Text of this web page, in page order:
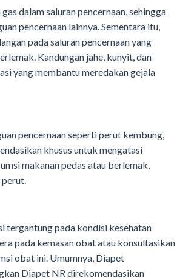
dalam saluran pencernaan, sehingga
pencernaan lainnya. Sementara itu,
pada saluran pencernaan yang
Kandungan jahe, kunyit, dan
yang membantu meredakan gejala
pencernaan seperti perut kembung,
khusus untuk mengatasi
makanan pedas atau berlemak,
perut.
tergantung pada kondisi kesehatan
pada kemasan obat atau konsultasikan
obat ini. Umumnya, Diapet
Diapet NR direkomendasikan